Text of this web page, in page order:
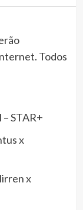
Todos
STAR+
x
x